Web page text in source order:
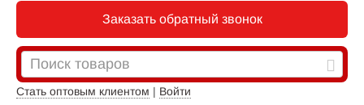
Заказать обратный звонок
Стать оптовым клиентом | Войти